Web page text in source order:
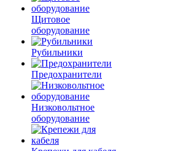
Щитовое
оборудование
Рубильники
Предохранители
Низковольтное
оборудование